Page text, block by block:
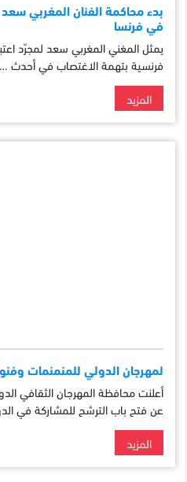
بدء محاكمة الفنان المغربي
في فرنسا
يمثل المغني المغربي سعد لمجرّد
فرنسية بتهمة الاغتصاب في أحدث …
المزيد
لمهرجان الدولي للمنمنمات
أعلنت محافظة المهرجان الثقافي
عن فتح باب الترشح للمشاركة في
المزيد